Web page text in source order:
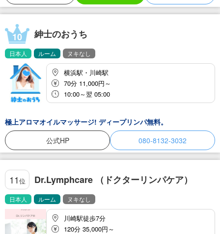
10 紳士のおうち
日本人 ルーム ヌキなし
横浜駅・川崎駅
70分 11,000円～
10:00～翌 05:00
極上アロマオイルマッサージ! ディープリンパ無料。
公式HP
080-8132-3032
11位 Dr.Lymphcare （ドクターリンパケア）
日本人 ルーム ヌキなし
川崎駅徒歩7分
120分 35,000円～